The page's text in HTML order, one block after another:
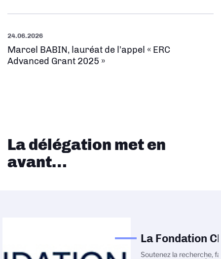
24.06.2026
Marcel BABIN, lauréat de l’appel « ERC
Advanced Grant 2025 »
La délégation met en
avant…
La Fondation
Soutenez la recherche,